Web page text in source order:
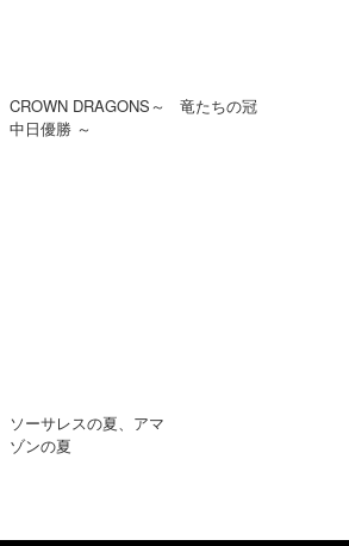
CROWN DRAGONS～
中日優勝 ～
竜たちの冠
ソーサレスの夏、アマ
ゾンの夏